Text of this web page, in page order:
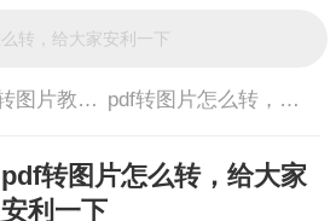
PDF转图片教程> pdf转图片怎么转，给大家安利一下
pdf转图片怎么转，给大家
安利一下